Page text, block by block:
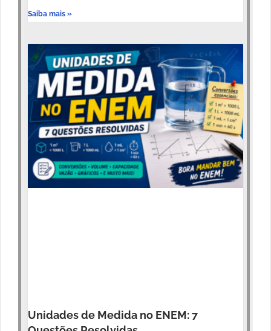
Saiba mais »
Unidades de Medida no ENEM: 7